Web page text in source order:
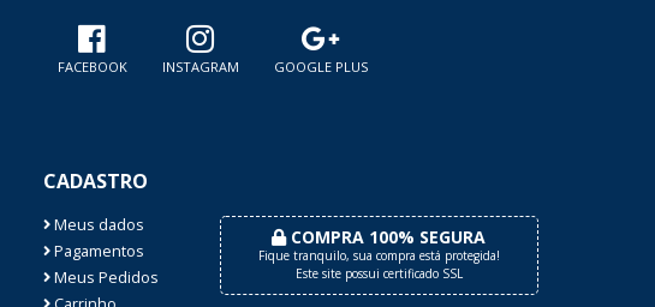
FACEBOOK INSTAGRAM GOOGLE PLUS
CADASTRO
Meus dados
Pagamentos
Meus Pedidos
COMPRA 100% SEGURA
Fique tranquilo, sua compra está protegida!
Este site possui certificado SSL